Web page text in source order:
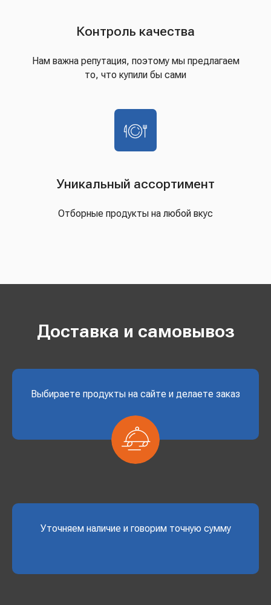
Контроль качества
Нам важна репутация, поэтому мы предлагаем
то, что купили бы сами
Уникальный ассортимент
Отборные продукты на любой вкус
Доставка и самовывоз
Выбираете продукты на сайте и делаете заказ
Уточняем наличие и говорим точную сумму